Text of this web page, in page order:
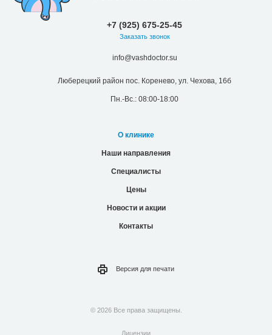
+7 (925) 675-25-45
Заказать звонок
info@vashdoctor.su
Люберецкий район пос. Коренево, ул. Чехова, 16б
Пн.-Вс.: 08:00-18:00
О клинике
Наши направления
Специалисты
Цены
Новости и акции
Контакты
Версия для печати
© 2026 Все права защищены.
Лицензии